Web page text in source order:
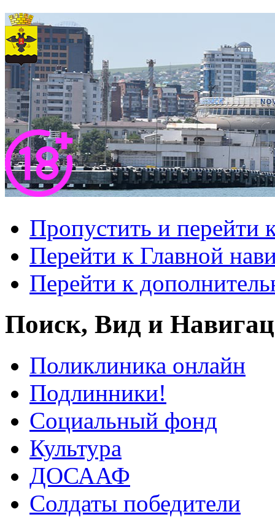
Пропустить и перейти
Перейти к Главной
Перейти к
Поиск, Вид и
Поликлиника онлайн
Подлинники!
Социальный фонд
Культура
ДОСААФ
Солдаты победители